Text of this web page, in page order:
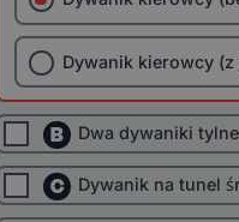
Dywanik kierowcy
B Dwa dywaniki tylne
C Dywanik na tunel